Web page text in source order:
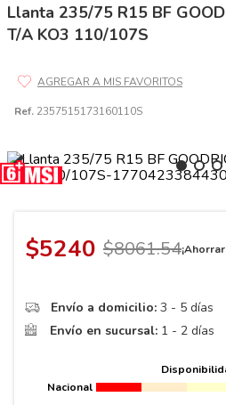
Llanta 235/75 R15 BF
T/A KO3 110/107S
Ref. 2357515173160110S
$5240 $8061.54
Envío a domicilio: 3 - 5 días
Envío en sucursal: 1 - 2 días
Nacional
7.
10.